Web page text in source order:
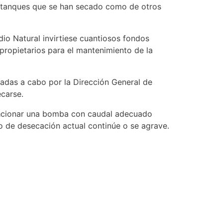
que se han secado como de otros
Natural invirtiese cuantiosos fondos
para el mantenimiento de la
a cabo por la Dirección General de
una bomba con caudal adecuado
desecación actual continúe o se agrave.